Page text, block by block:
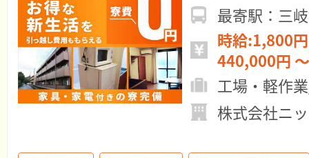
最寄駅：三
時給:1,800
440,000円
工場・軽作
株式会社ニ